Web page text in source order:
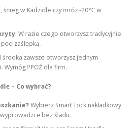
śnieg w Kadzidle czy mróz -20°C w
: W razie czego otworzysz tradycyjnie.
pod zaślepką.
środka zawsze otworzysz jednym
Wymóg PPOŻ dla firm.
– Co wybrać?
Wybierz Smart Lock nakładkowy.
bez śladu.